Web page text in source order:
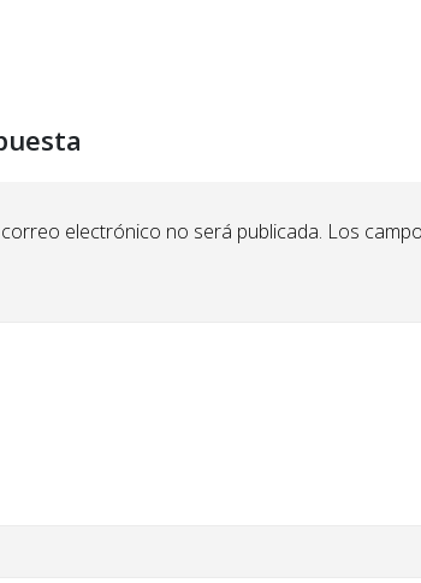
electrónico no será publicada. Los